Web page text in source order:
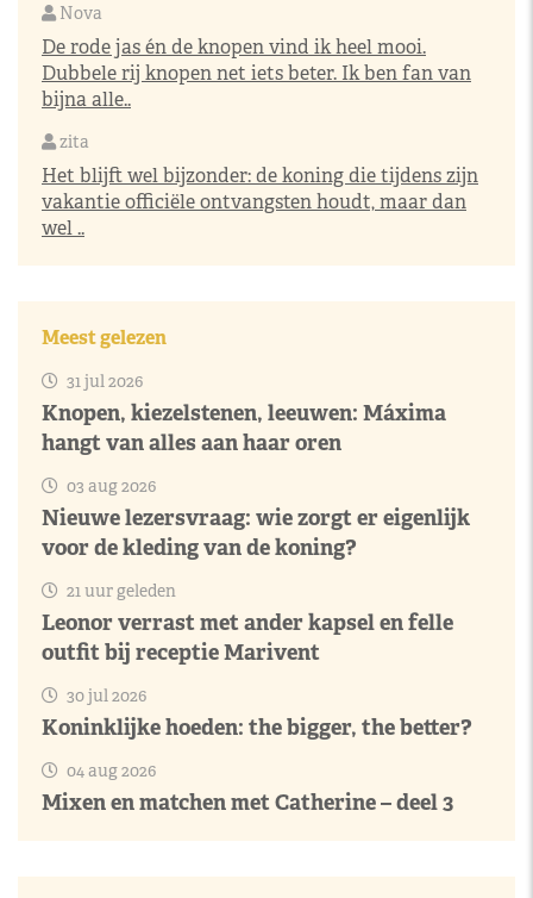
Nova
De rode jas én de knopen vind ik heel mooi.
Dubbele rij knopen net iets beter. Ik ben fan van
bijna alle..
zita
Het blijft wel bijzonder: de koning die tijdens zijn
vakantie officiële ontvangsten houdt, maar dan
wel ..
Meest gelezen
31 jul 2026
Knopen, kiezelstenen, leeuwen: Máxima
hangt van alles aan haar oren
03 aug 2026
Nieuwe lezersvraag: wie zorgt er eigenlijk
voor de kleding van de koning?
21 uur geleden
Leonor verrast met ander kapsel en felle
outfit bij receptie Marivent
30 jul 2026
Koninklijke hoeden: the bigger, the better?
04 aug 2026
Mixen en matchen met Catherine – deel 3